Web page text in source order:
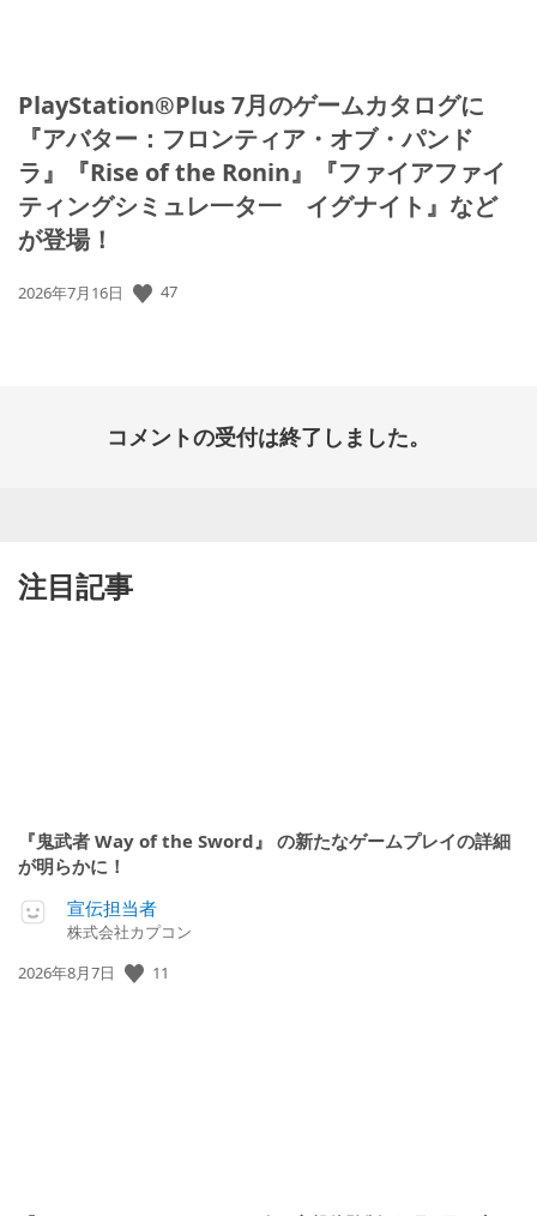
PlayStation®Plus 7月のゲームカタログに
『アバター：フロンティア・オブ・パンド
ラ』『Rise of the Ronin』『ファイアファイ
ティングシミュレ一タ一 イグナイト』など
が登場！
公
2026年7月16日 47
コメントの受付は終了しました。
注目記事
『鬼武者 Way of the Sword』 の新たなゲームプレイの詳細
が明らかに！
宣伝担当者
株式会社カプコン
公
2026年8月7日 11